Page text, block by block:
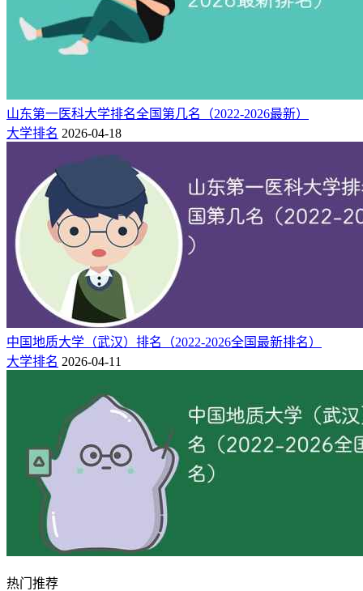
山东第一医科大学排名全国第几名（2022-2026最新）
大学排名 2026-04-18
中国地质大学（武汉）排名（2022-2026全国最新排名）
大学排名 2026-04-11
热门推荐